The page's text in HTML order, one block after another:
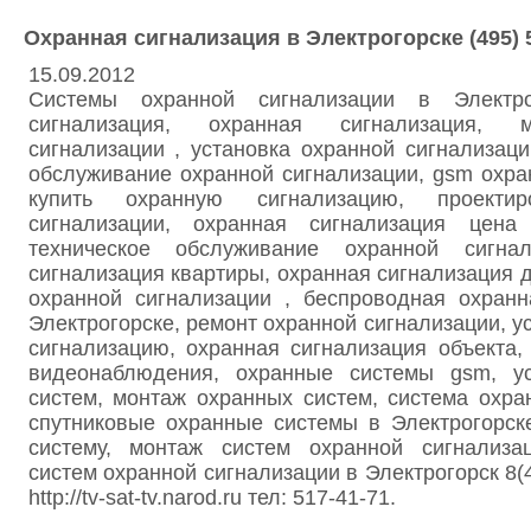
Охранная сигнализация в Электрогорске (495)
15.09.2012
Системы охранной сигнализации в
сигнализация, охранная сигнализация,
сигнализации , установка охранной
обслуживание охранной сигнализации, gsm
купить охранную сигнализацию,
сигнализации, охранная сигнализация
техническое обслуживание охранной
сигнализация квартиры, охранная сигнализация
охранной сигнализации , беспроводная
Электрогорске, ремонт охранной сигнализации,
сигнализацию, охранная сигнализация
видеонаблюдения, охранные системы gsm,
систем, монтаж охранных систем, система
спутниковые охранные системы в
систему, монтаж систем охранной
систем охранной сигнализации в Электрогорск
http://tv-sat-tv.narod.ru тел: 517-41-71.